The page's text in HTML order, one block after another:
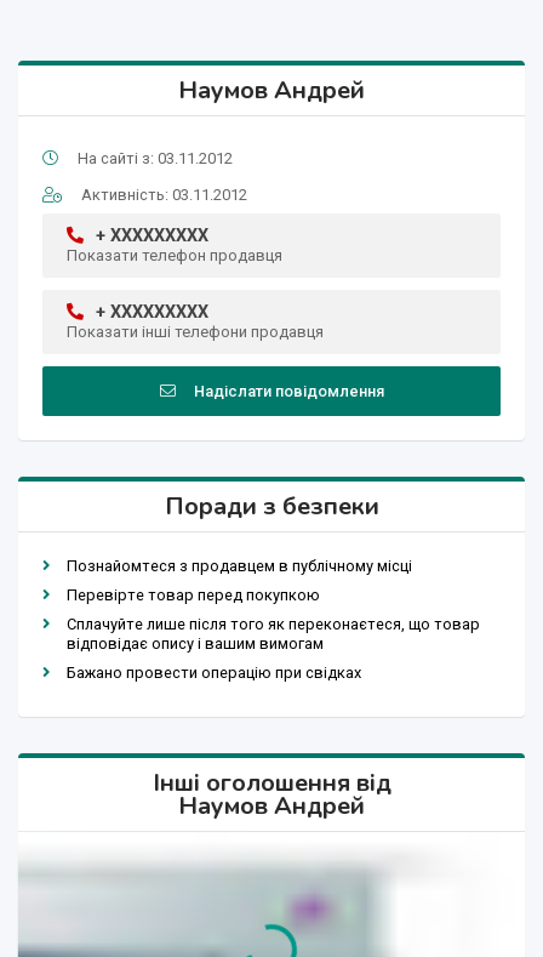
Наумов Андрей
На сайті з: 03.11.2012
Активність: 03.11.2012
+ XXXXXXXXX
Показати телефон продавця
+ XXXXXXXXX
Показати інші телефони продавця
Надіслати повідомлення
Поради з безпеки
Познайомтеся з продавцем в публічному місці
Перевірте товар перед покупкою
Сплачуйте лише після того як переконаєтеся, що товар
відповідає опису і вашим вимогам
Бажано провести операцію при свідках
Інші оголошення від
Наумов Андрей